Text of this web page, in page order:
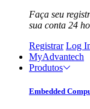
Faça seu
sua conta 24
Registrar Log
MyAdvantech
Produtos
Embedded